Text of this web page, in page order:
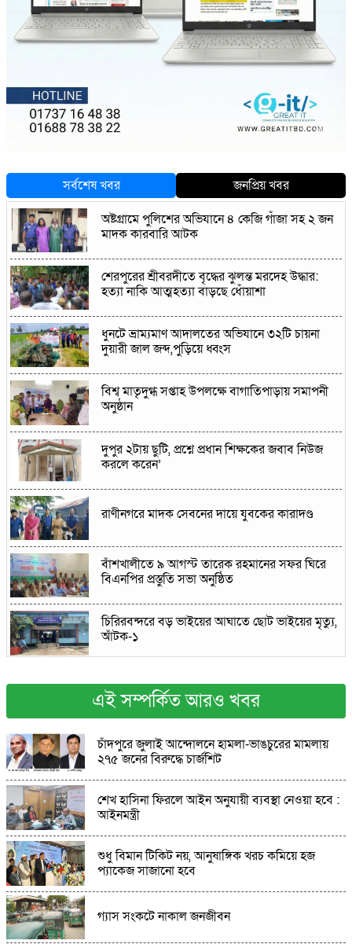
সর্বশেষ খবর
জনপ্রিয় খবর
অষ্টগ্রামে পুলিশের অভিযানে ৪ কেজি গাঁজা সহ ২ জন
মাদক কারবারি আটক
শেরপুরের শ্রীবরদীতে বৃদ্ধের ঝুলন্ত মরদেহ উদ্ধার:
হত্যা নাকি আত্মহত্যা বাড়ছে ধোঁয়াশা
ধুনটে ভ্রাম্যমাণ আদালতের অভিযানে ৩২টি চায়না
দুয়ারী জাল জব্দ,পুড়িয়ে ধ্বংস
বিশ্ব মাতৃদুগ্ধ সপ্তাহ উপলক্ষে বাগাতিপাড়ায় সমাপনী
অনুষ্ঠান
দুপুর ২টায় ছুটি, প্রশ্নে প্রধান শিক্ষকের জবাব নিউজ
করলে করেন’
রাণীনগরে মাদক সেবনের দায়ে যুবকের কারাদণ্ড
বাঁশখালীতে ৯ আগস্ট তারেক রহমানের সফর ঘিরে
বিএনপির প্রস্তুতি সভা অনুষ্ঠিত
চিরিরবন্দরে বড় ভাইয়ের আঘাতে ছোট ভাইয়ের মৃত্যু,
আঁটক-১
কালীগঞ্জে কম্পিউটার ও ড্রাইভিং প্রশিক্ষণার্থীদের
ভাতা-সনদ বিতরণ
গণঅভ্যুত্থান দিবস পালন: মিলাদ ও আলোচনা সভা
অনুষ্ঠিত
কেন্দ্র স্থাপনের দাবিতে ইউএনওর নিকট স্মারকলিপি
প্রদান
শ্রীপুরে যুবদল নেতার হামলায় পণ্ড আইনশৃঙ্খলা
বিষয়ক সচেতনামূলক সভা,থানায় অভিযোগ
কিশোরগঞ্জের নিকলী হাওরে বাংলাদেশ কিন্ডারগার্টেন
সোসাইটি কুমিল্লা জেলা শাখার শিক্ষা সফর
এই সম্পর্কিত আরও খবর
চাঁদপুরে জুলাই আন্দোলনে হামলা-ভাঙচুরের মামলায়
২৭৫ জনের বিরুদ্ধে চার্জশিট
শেখ হাসিনা ফিরলে আইন অনুযায়ী ব্যবস্থা নেওয়া হবে :
আইনমন্ত্রী
শুধু বিমান টিকিট নয়, আনুষাঙ্গিক খরচ কমিয়ে হজ
প্যাকেজ সাজানো হবে
গ্যাস সংকটে নাকাল জনজীবন